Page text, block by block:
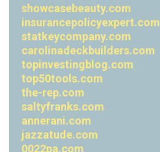
showcasebeauty.com
insurancepolicyexpert.com
statkeycompany.com
carolinadeckbuilders.com
topinvestingblog.com
top50tools.com
the-rep.com
saltyfranks.com
annerani.com
jazzatude.com
0022pa.com